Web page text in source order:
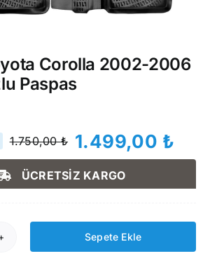
Corolla 2002-2006
Paspas
1.750,00₺
Orijinal
fiyat:
1.750,00 ₺.
1.499,00 ₺
Şu
andaki
fiyat:
1.499,00 ₺.
ÜCRETSİZ KARGO
Sepete Ekle